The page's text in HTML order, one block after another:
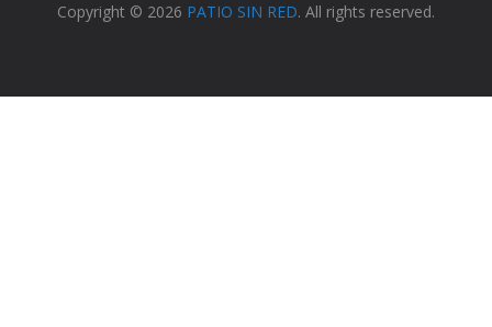
Copyright © 2026 PATIO SIN RED. All rights reserved.